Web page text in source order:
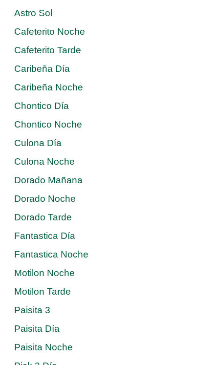
Astro Sol
Cafeterito Noche
Cafeterito Tarde
Caribeña Día
Caribeña Noche
Chontico Día
Chontico Noche
Culona Día
Culona Noche
Dorado Mañana
Dorado Noche
Dorado Tarde
Fantastica Día
Fantastica Noche
Motilon Noche
Motilon Tarde
Paisita 3
Paisita Día
Paisita Noche